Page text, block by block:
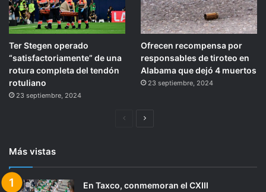
Ter Stegen operado
“satisfactoriamente” de una
rotura completa del tendón
rotuliano
23 septiembre, 2024
Ofrecen recompensa por
responsables de tiroteo en
Alabama que dejó 4 muertos
23 septiembre, 2024
PáginaSiguiente
Más vistas
En Taxco, conmemoran el CXIII